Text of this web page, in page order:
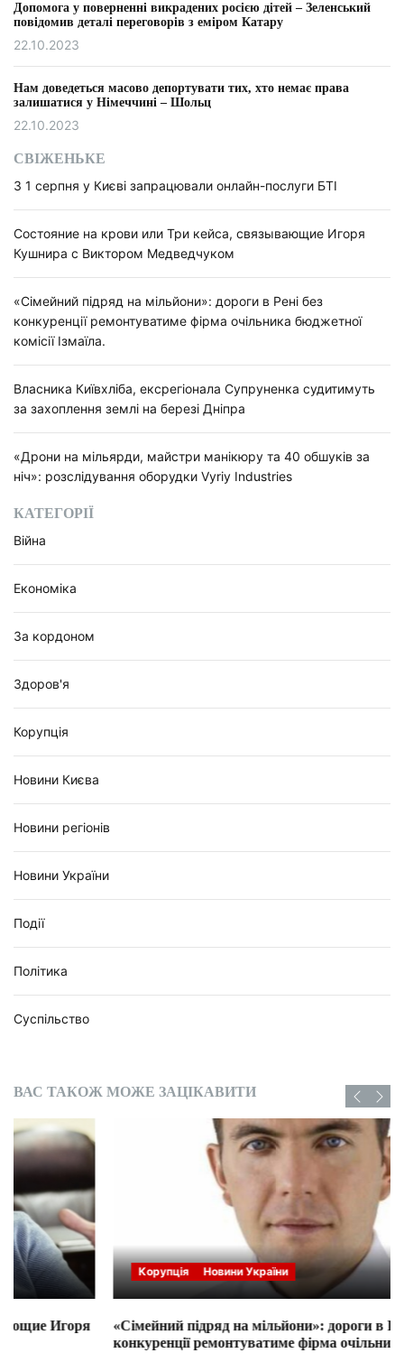
Допомога у поверненні викрадених росією дітей – Зеленський
повідомив деталі переговорів з еміром Катару
22.10.2023
Нам доведеться масово депортувати тих, хто немає права
залишатися у Німеччині – Шольц
22.10.2023
СВІЖЕНЬКЕ
З 1 серпня у Києві запрацювали онлайн-послуги БТІ
Состояние на крови или Три кейса, связывающие Игоря
Кушнира с Виктором Медведчуком
«Сімейний підряд на мільйони»: дороги в Рені без
конкуренції ремонтуватиме фірма очільника бюджетної
комісії Ізмаїла.
Власника Київхліба, ексрегіонала Супруненка судитимуть
за захоплення землі на березі Дніпра
«Дрони на мільярди, майстри манікюру та 40 обшуків за
ніч»: розслідування оборудки Vyriy Industries
КАТЕГОРІЇ
Війна
Економіка
За кордоном
Здоров'я
Корупція
Новини Києва
Новини регіонів
Новини України
Події
Політика
Суспільство
ВАС ТАКОЖ МОЖЕ ЗАЦІКАВИТИ
Корупція Новини України
«Сімейний підряд на мільйони»: дороги в Рені без
конкуренції ремонтуватиме фірма очільника бюджетної